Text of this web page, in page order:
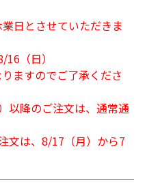
日とさせていただきま
（日）
ますのでご了承くださ
以降のご注文は、通常通
文は、8/17（月）から7